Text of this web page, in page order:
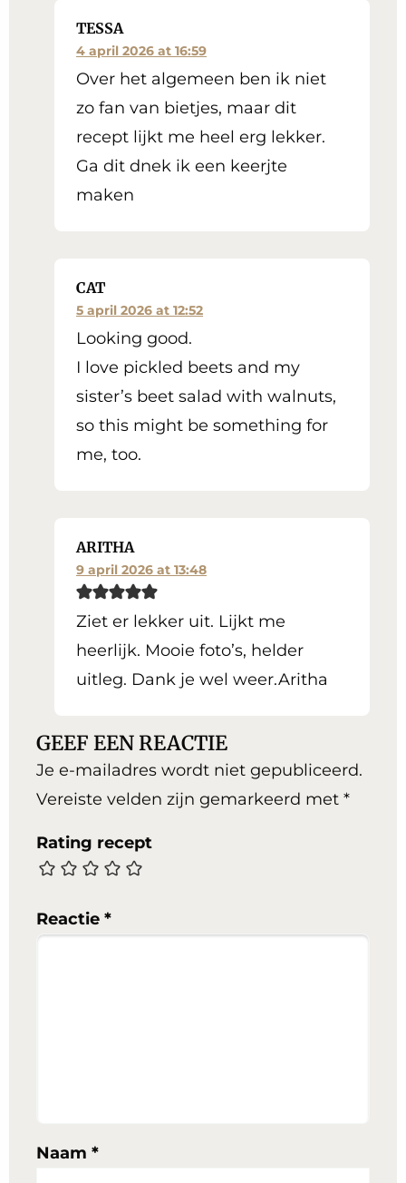
TESSA
4 april 2026 at 16:59
Over het algemeen ben ik niet
zo fan van bietjes, maar dit
recept lijkt me heel erg lekker.
Ga dit dnek ik een keerjte
maken
CAT
5 april 2026 at 12:52
Looking good.
I love pickled beets and my
sister’s beet salad with walnuts,
so this might be something for
me, too.
ARITHA
9 april 2026 at 13:48
Ziet er lekker uit. Lijkt me
heerlijk. Mooie foto’s, helder
uitleg. Dank je wel weer.Aritha
GEEF EEN REACTIE
Je e-mailadres wordt niet gepubliceerd.
Vereiste velden zijn gemarkeerd met *
Rating recept
Reactie *
Naam *